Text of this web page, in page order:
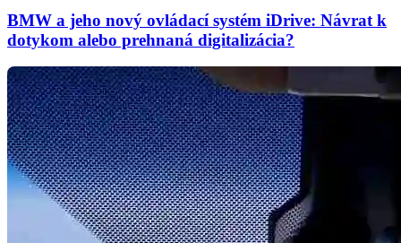
BMW a jeho nový ovládací systém iDrive: Návrat k
dotykom alebo prehnaná digitalizácia?